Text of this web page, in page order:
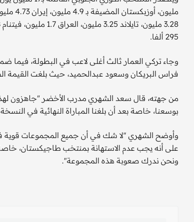
295 ألفا.
فراس البريكان وسعود عبدالحميد، حيث بلغت القيمة السوقية
من جهته، قال سعد الشهري مدرب الأخضر "جاهزون لهذه
بوسعنا، خاصة بعد أن بلغنا المباراة النهائية في
وأوضح الشهري "لا شك في أن جميع المجموعات قوية في
على أنه يجب عدم الاستهانة بمنتخب طاجيكستان، خاصة
ونحن ندرك صعوبة هذه المجموعة".